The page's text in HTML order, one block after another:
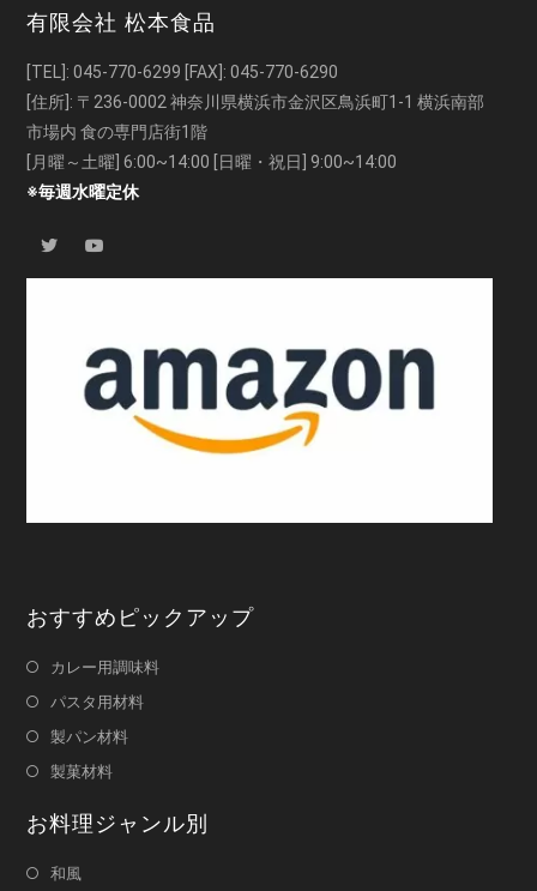
有限会社 松本食品
[TEL]:045-770-6299 [FAX]: 045-770-6290
[住所]: 〒236-0002 神奈川県横浜市金沢区鳥浜町1-1 横浜南部
市場内 食の専門店街1階
[月曜～土曜] 6:00~14:00 [日曜・祝日] 9:00~14:00
※毎週水曜定休
おすすめピックアップ
カレー用調味料
パスタ用材料
製パン材料
製菓材料
お料理ジャンル別
和風